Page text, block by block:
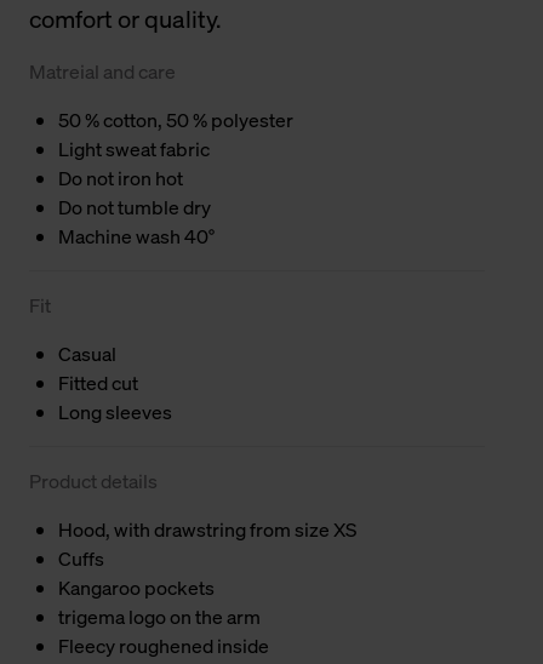
comfort or quality.
Matreial and care
50 % cotton, 50 % polyester
Light sweat fabric
Do not iron hot
Do not tumble dry
Machine wash 40°
Fit
Casual
Fitted cut
Long sleeves
Product details
Hood, with drawstring from size XS
Cuffs
Kangaroo pockets
trigema logo on the arm
Fleecy roughened inside